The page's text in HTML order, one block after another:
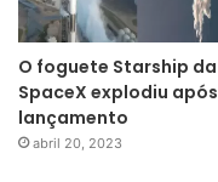
O foguete Starship da
SpaceX explodiu após
lançamento
abril 20, 2023